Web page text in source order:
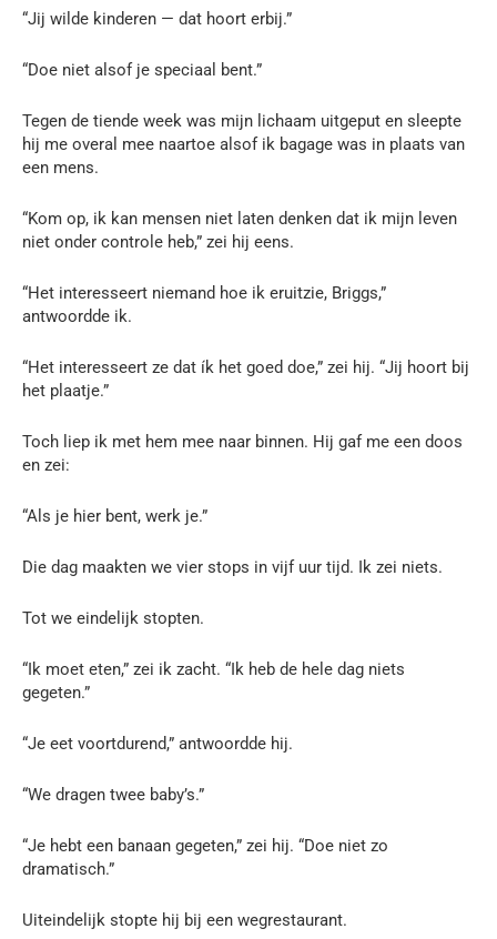
“Jij wilde kinderen — dat hoort erbij.”
“Doe niet alsof je speciaal bent.”
Tegen de tiende week was mijn lichaam uitgeput en sleepte
hij me overal mee naartoe alsof ik bagage was in plaats van
een mens.
“Kom op, ik kan mensen niet laten denken dat ik mijn leven
niet onder controle heb,” zei hij eens.
“Het interesseert niemand hoe ik eruitzie, Briggs,”
antwoordde ik.
“Het interesseert ze dat ík het goed doe,” zei hij. “Jij hoort bij
het plaatje.”
Toch liep ik met hem mee naar binnen. Hij gaf me een doos
en zei:
“Als je hier bent, werk je.”
Die dag maakten we vier stops in vijf uur tijd. Ik zei niets.
Tot we eindelijk stopten.
“Ik moet eten,” zei ik zacht. “Ik heb de hele dag niets
gegeten.”
“Je eet voortdurend,” antwoordde hij.
“We dragen twee baby’s.”
“Je hebt een banaan gegeten,” zei hij. “Doe niet zo
dramatisch.”
Uiteindelijk stopte hij bij een wegrestaurant.